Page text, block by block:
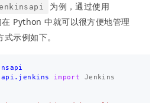
为例，通过使用
在 Python 中就可以很方便地管理
示例如下。
import Jenkins